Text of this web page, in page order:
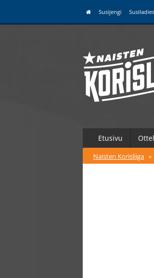
Susijengi Susiladies
Etusivu
Naisten Korisliiga »